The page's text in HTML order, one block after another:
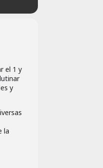
el 1 y
y
la